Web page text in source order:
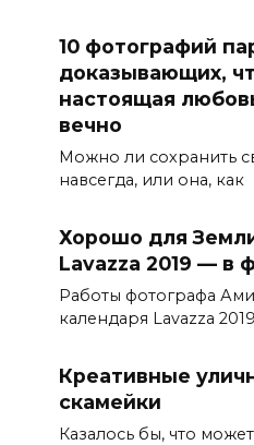
10 фотографий
доказывающих,
настоящая
вечно
Можно ли сохранить
навсегда, или она, как
Хорошо для
Lavazza 2019 — в
Работы фотографа
календаря Lavazza 2019
Креативные
скамейки
Казалось бы, что